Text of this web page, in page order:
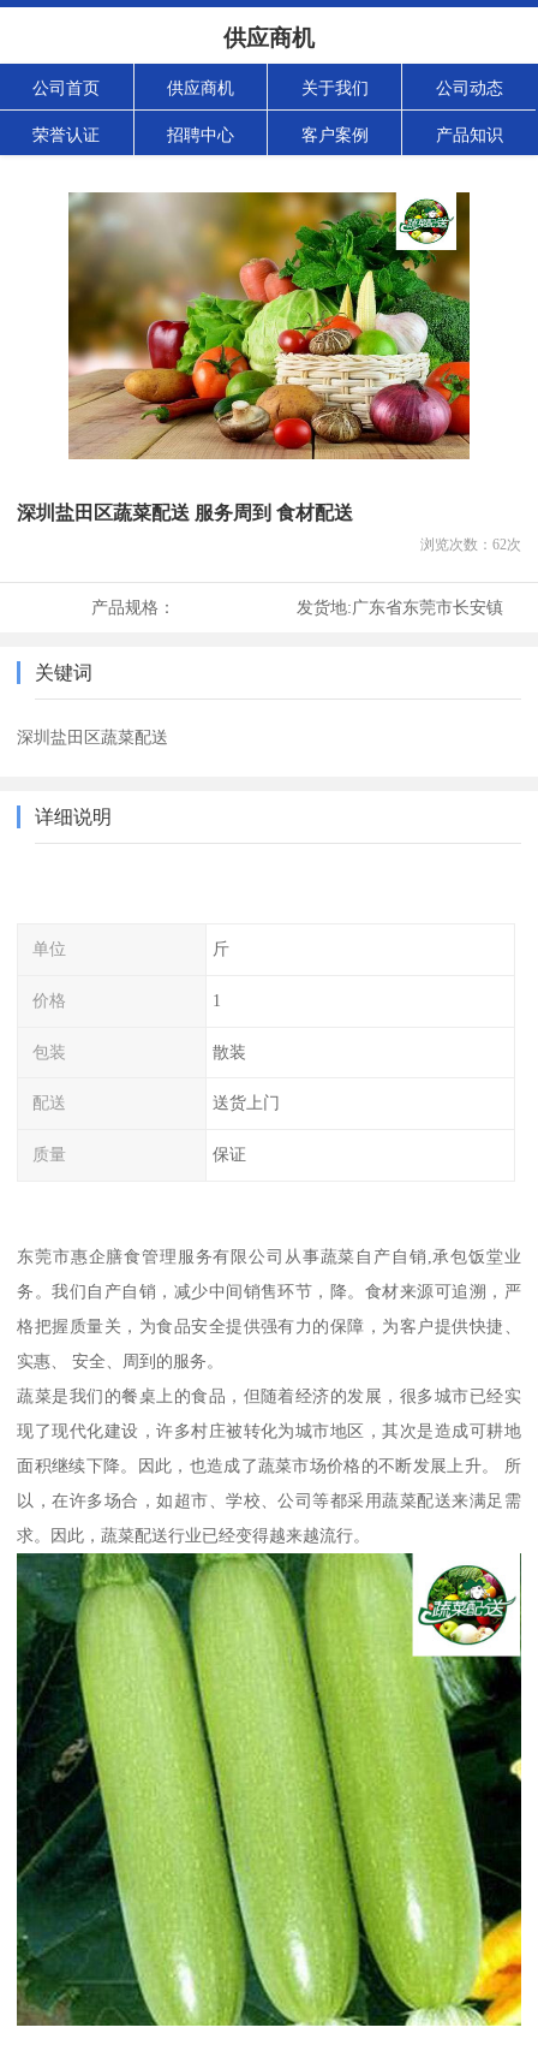
供应商机
公司首页 供应商机 关于我们 公司动态
荣誉认证 招聘中心 客户案例 产品知识
深圳盐田区蔬菜配送 服务周到 食材配送
浏览次数： 62次
产品规格： 发货地:广东省东莞市长安镇
关键词
深圳盐田区蔬菜配送
详细说明
单位 斤
价格 1
包装 散装
配送 送货上门
质量 保证
东莞市惠企膳食管理服务有限公司从事蔬菜自产自销,承包饭堂业
务。我们自产自销，减少中间销售环节，降。食材来源可追溯，严
格把握质量关，为食品安全提供强有力的保障，为客户提供快捷、
实惠、 安全、周到的服务。
蔬菜是我们的餐桌上的食品，但随着经济的发展，很多城市已经实
现了现代化建设，许多村庄被转化为城市地区，其次是造成可耕地
面积继续下降。因此，也造成了蔬菜市场价格的不断发展上升。 所
以，在许多场合，如超市、学校、公司等都采用蔬菜配送来满足需
求。因此，蔬菜配送行业已经变得越来越流行。